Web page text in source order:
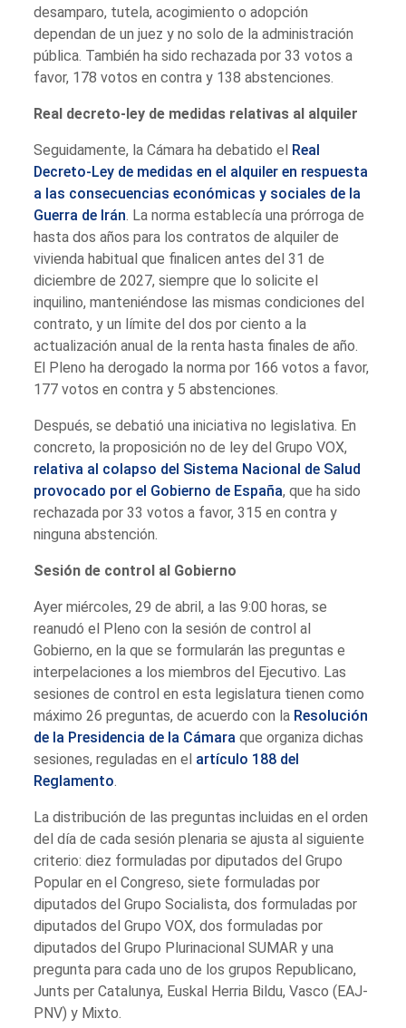
desamparo, tutela, acogimiento o adopción
dependan de un juez y no solo de la administración
pública. También ha sido rechazada por 33 votos a
favor, 178 votos en contra y 138 abstenciones.
Real decreto-ley de medidas relativas al alquiler
Seguidamente, la Cámara ha debatido el Real
Decreto-Ley de medidas en el alquiler en respuesta
a las consecuencias económicas y sociales de la
Guerra de Irán . La norma establecía una prórroga de
hasta dos años para los contratos de alquiler de
vivienda habitual que finalicen antes del 31 de
diciembre de 2027, siempre que lo solicite el
inquilino, manteniéndose las mismas condiciones del
contrato, y un límite del dos por ciento a la
actualización anual de la renta hasta finales de año.
El Pleno ha derogado la norma por 166 votos a favor,
177 votos en contra y 5 abstenciones.
Después, se debatió una iniciativa no legislativa. En
concreto, la proposición no de ley del Grupo VOX,
relativa al colapso del Sistema Nacional de Salud
provocado por el Gobierno de España, que ha sido
rechazada por 33 votos a favor, 315 en contra y
ninguna abstención.
Sesión de control al Gobierno
Ayer miércoles, 29 de abril, a las 9:00 horas, se
reanudó el Pleno con la sesión de control al
Gobierno, en la que se formularán las preguntas e
interpelaciones a los miembros del Ejecutivo. Las
sesiones de control en esta legislatura tienen como
máximo 26 preguntas, de acuerdo con la Resolución
de la Presidencia de la Cámara que organiza dichas
sesiones, reguladas en el artículo 188 del
Reglamento
La distribución de las preguntas incluidas en el orden
del día de cada sesión plenaria se ajusta al siguiente
criterio: diez formuladas por diputados del Grupo
Popular en el Congreso, siete formuladas por
diputados del Grupo Socialista, dos formuladas por
diputados del Grupo VOX, dos formuladas por
diputados del Grupo Plurinacional SUMAR y una
pregunta para cada uno de los grupos Republicano,
Junts per Catalunya, Euskal Herria Bildu, Vasco (EAJ-
PNV) y Mixto.